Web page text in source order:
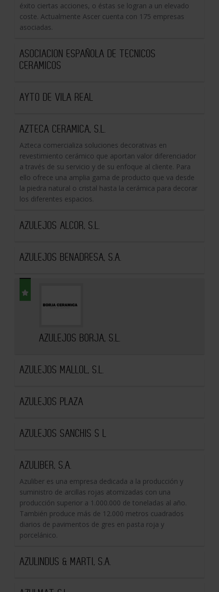
éxito ciertas acciones, o éstas se logran a un elevado
coste. Actualmente Ascer cuenta con 175 empresas
asociadas.
ASOCIACION ESPAÑOLA DE TECNICOS
CERAMICOS
AYTO DE VILA REAL
AZTECA CERAMICA, S.L.
Azteca comercializa soluciones decorativas en
revestimiento cerámico que aportan valor diferenciador
a través de su servicio y de su enfoque al cliente. Para
ello ofrece una amplia gama de producto que va desde
la piedra natural o cristal hasta la cerámica para decorar
los diferentes espacios.
AZULEJOS ALCOR, S.L.
AZULEJOS BENADRESA, S.A.
AZULEJOS BORJA, S.L.
AZULEJOS MALLOL, S.L.
AZULEJOS PLAZA
AZULEJOS SANCHIS S L
AZULIBER, S.A.
Azuliber es una empresa dedicada a la producción y
suministro de arcillas rojas atomizadas con una
producción superior a 1.000.000 de toneladas al año.
También produce más de 12.000 metros cuadrados
diarios de pavimentos de gres en pasta roja y
porcelánico.
AZULINDUS & MARTI, S.A.